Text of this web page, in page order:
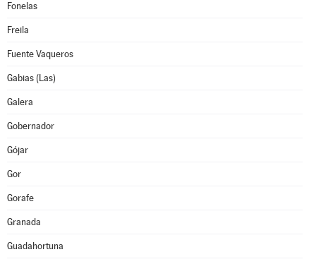
Fonelas
Freila
Fuente Vaqueros
Gabias (Las)
Galera
Gobernador
Gójar
Gor
Gorafe
Granada
Guadahortuna